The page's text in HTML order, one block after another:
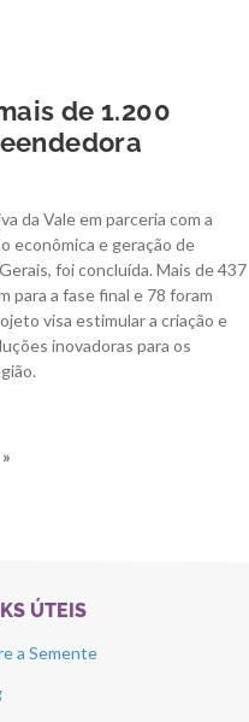
de 1.200
da Vale em parceria com a
econômica e geração de
foi concluída. Mais de 437
para a fase final e 78 foram
visa estimular a criação e
inovadoras para os
ÚTEIS
a Semente